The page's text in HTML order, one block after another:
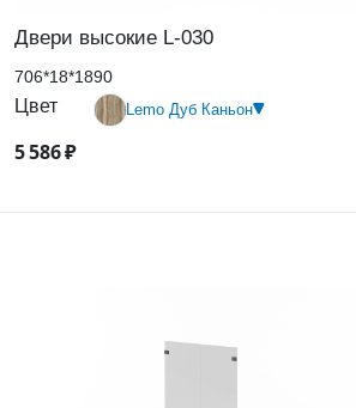
Двери высокие L-030
706*18*1890
Цвет Lemo Дуб Каньон
5586₽